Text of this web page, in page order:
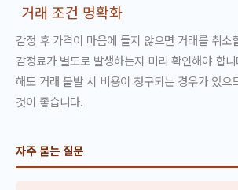
거래 조건 명확화
감정 후 가격이 마음에 들지 않으면 거래를 취소
감정료가 별도로 발생하는지 미리 확인해야 합
해도 거래 불발 시 비용이 청구되는 경우가 있으
것이 좋습니다.
자주 묻는 질문